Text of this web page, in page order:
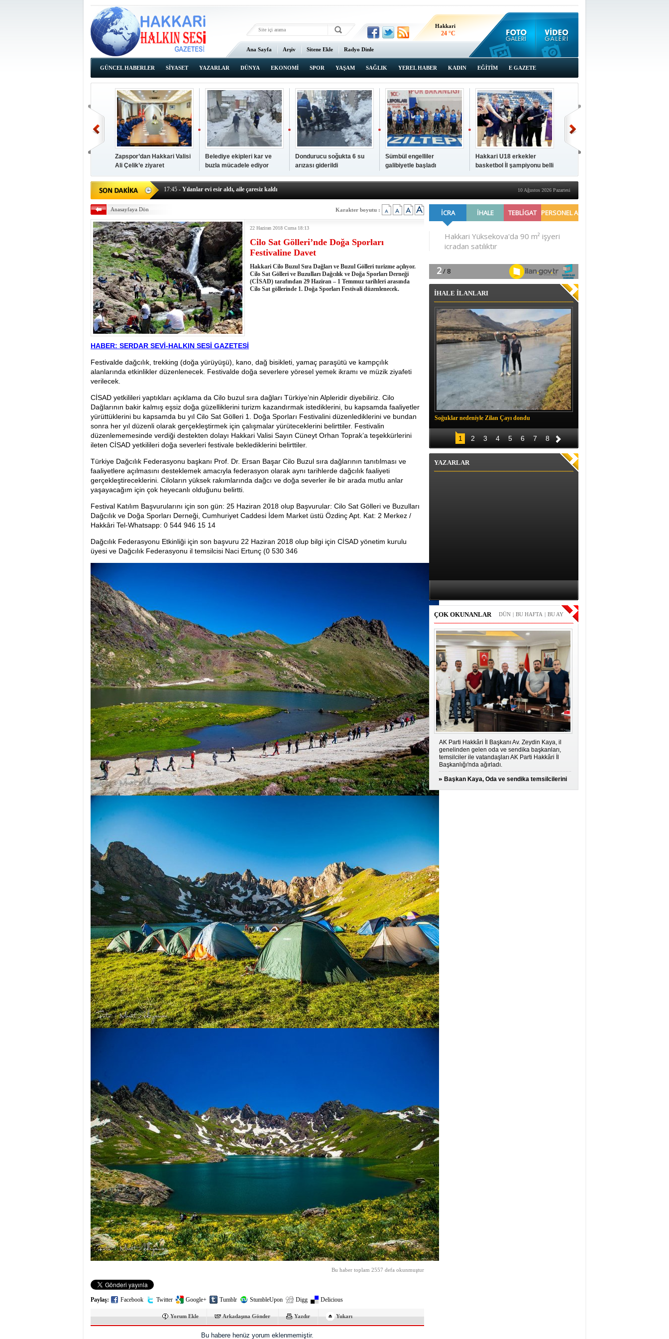
Hakkari
24 °C
Ana Sayfa Arşiv Sitene Ekle Radyo Dinle
GÜNCEL HABERLER SİYASET YAZARLAR DÜNYA EKONOMİ SPOR YAŞAM SAĞLIK YEREL HABER KADIN EĞİTİM E GAZETE
Zapspor’dan Hakkari Valisi
Ali Çelik’e ziyaret
Belediye ekipleri kar ve
buzla mücadele ediyor
Dondurucu soğukta 6 su
arızası giderildi
Sümbül engelliler
galibiyetle başladı
Hakkari U18 erkekler
basketbol İl şampiyonu belli
oldu
Toplantısı yapıldı
14:38
- Başkan Kaya, Oda ve sendika temsilcilerini ağırladı
17:45- Yılanlar evi esir aldı, aile çaresiz kaldı
17:43 - Hakkari Cumhuriyet Başsavcısı Ufuk Turan görevine başladı
17:39- Güneydoğu'dan Berçelan'a serinlik yolculuğu
- Başkan Büyüksu: Gençlerimiz için geleceğe yatırım yapıyoruz
17:35- Hakkari'ye Raftingde Çifte Gurur
17:32- Dağcı Yüksel Işık'ın izini köylüler buldu
17:30- Hayvanlar Şarbona karşı aşılanıyor
17:27- Hakkari'de yaz ortasında kış manzarası
19:22- Cennet-Cehennem Vadisi'nde tarihi güreş finali
19:19- CHP Hakkari ve 26 il başkanını görevden aldı
19:17- Cennet Cehennem Vadisi'nde şampiyonluk mücadelesi start aldı
19:13- Bakan Yardımcısı Çelik, Aşiret Lideri Keskin'i ziyaret etti
19:10- Hakkari'de 503 kilogram Esrar ele geçirildi
19:08- Bakan Yardımcısı Ali Çelik Hakkari’de sevgi seli
10 Ağustos 2026 Pazartesi
Anasayfaya Dön Karakter boyutu :
22 Haziran 2018 Cuma 18:13
Cilo Sat Gölleri’nde Doğa Sporları
Festivaline Davet
Hakkari Cilo Buzul Sıra Dağları ve Buzul Gölleri turizme açılıyor.
Cilo Sat Gölleri ve Buzulları Dağcılık ve Doğa Sporları Derneği
(CİSAD) tarafından 29 Haziran – 1 Temmuz tarihleri arasında
Cilo Sat göllerinde 1. Doğa Sporları Festivali düzenlenecek.
HABER: SERDAR SEVİ-HALKIN SESİ GAZETESİ
Festivalde dağcılık, trekking (doğa yürüyüşü), kano, dağ bisikleti, yamaç paraşütü ve kampçılık
alanlarında etkinlikler düzenlenecek. Festivalde doğa severlere yöresel yemek ikramı ve müzik ziyafeti
verilecek.
CİSAD yetkilileri yaptıkları açıklama da Cilo buzul sıra dağları Türkiye’nin Alpleridir diyebiliriz. Cilo
Dağlarının bakir kalmış eşsiz doğa güzelliklerini turizm kazandırmak istediklerini, bu kapsamda faaliyetler
yürüttüklerini bu kapsamda bu yıl Cilo Sat Gölleri 1. Doğa Sporları Festivalini düzenlediklerini ve bundan
sonra her yıl düzenli olarak gerçekleştirmek için çalışmalar yürüteceklerini belirttiler. Festivalin
düzenlememesinde verdiği destekten dolayı Hakkari Valisi Sayın Cüneyt Orhan Toprak’a teşekkürlerini
ileten CİSAD yetkilileri doğa severleri festivale beklediklerini belirttiler.
Türkiye Dağcılık Federasyonu başkanı Prof. Dr. Ersan Başar Cilo Buzul sıra dağlarının tanıtılması ve
faaliyetlere açılmasını desteklemek amacıyla federasyon olarak aynı tarihlerde dağcılık faaliyeti
gerçekleştireceklerini. Ciloların yüksek rakımlarında dağcı ve doğa severler ile bir arada mutlu anlar
yaşayacağım için çok heyecanlı olduğunu belirtti.
Festival Katılım Başvurularını için son gün: 25 Haziran 2018 olup Başvurular: Cilo Sat Gölleri ve Buzulları
Dağcılık ve Doğa Sporları Derneği, Cumhuriyet Caddesi İdem Market üstü Özdinç Apt. Kat: 2 Merkez /
Hakkâri Tel-Whatsapp: 0 544 946 15 14
Dağcılık Federasyonu Etkinliği için son başvuru 22 Haziran 2018 olup bilgi için CİSAD yönetim kurulu
üyesi ve Dağcılık Federasyonu il temsilcisi Naci Ertunç (0 530 346
Bu haber toplam 2557 defa okunmuştur
Paylaş: Facebook Twitter Google+ Tumblr StumbleUpon Digg Delicious
Yorum Ekle Arkadaşına Gönder Yazdır Yukarı
Bu habere henüz yorum eklenmemiştir.
İHALE İLANLARI
Soğuklar nedeniyle Zilan Çayı dondu
1 2 3 4 5 6 7 8
YAZARLAR
ÇOK OKUNANLAR BU AY
|
BU HAFTA
|
DÜN
AK Parti Hakkâri İl Başkanı Av. Zeydin Kaya, il
genelinden gelen oda ve sendika başkanları,
temsilciler ile vatandaşları AK Parti Hakkâri İl
Başkanlığı'nda ağırladı.
Başkan Kaya, Oda ve sendika temsilcilerini
ağırladı